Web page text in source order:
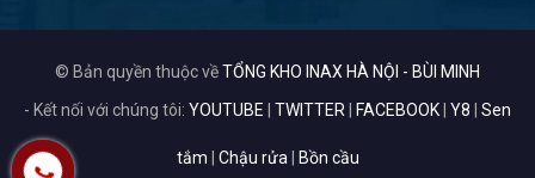
© Bản quyền thuộc vềTỔNG KHO INAX HÀ NỘI - BÙI MINH
- Kết nối với chúng tôi: YOUTUBE TWITTER FACEBOOK Y8 Sen
tắm Chậu rửa Bồn cầu